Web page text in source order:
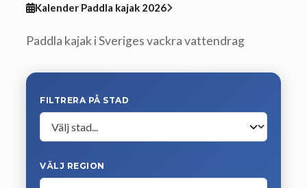
Kalender Paddla kajak 2026
Paddla kajak i Sveriges vackra vattendrag
FILTRERA PÅ STAD
VÄLJ REGION